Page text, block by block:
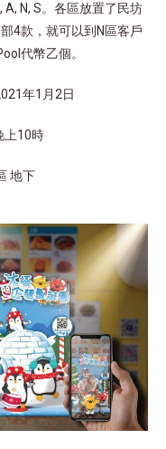
N, S。各區放置了民坊
4款，就可以到N區客戶
代幣乙個。
年1月2日
上10時
地下